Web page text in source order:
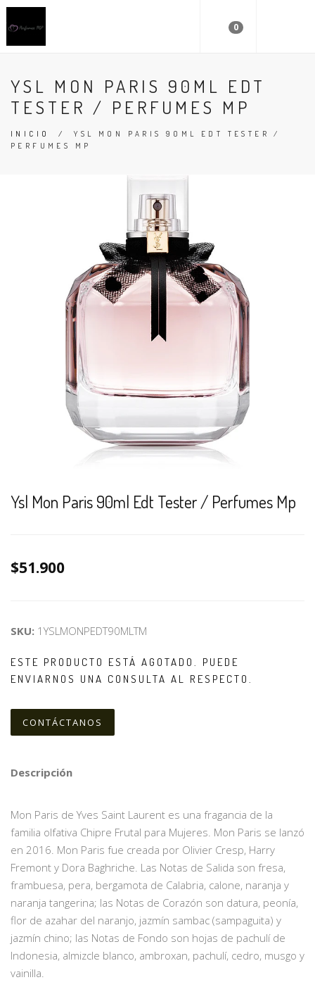
0
YSL MON PARIS 90ML EDT
TESTER / PERFUMES MP
INICIO /YSL MON PARIS 90ML EDT TESTER /
PERFUMES MP
Ysl Mon Paris 90ml Edt Tester / Perfumes Mp
$51.900
SKU: 1YSLMONPEDT90MLTM
ESTE PRODUCTO ESTÁ AGOTADO. PUEDE
ENVIARNOS UNA CONSULTA AL RESPECTO.
CONTÁCTANOS
Descripción
Mon Paris de Yves Saint Laurent es una fragancia de la
familia olfativa Chipre Frutal para Mujeres. Mon Paris se lanzó
en 2016. Mon Paris fue creada por Olivier Cresp, Harry
Fremont y Dora Baghriche. Las Notas de Salida son fresa,
frambuesa, pera, bergamota de Calabria, calone, naranja y
naranja tangerina; las Notas de Corazón son datura, peonía,
flor de azahar del naranjo, jazmín sambac (sampaguita) y
jazmín chino; las Notas de Fondo son hojas de pachulí de
Indonesia, almizcle blanco, ambroxan, pachulí, cedro, musgo y
vainilla.